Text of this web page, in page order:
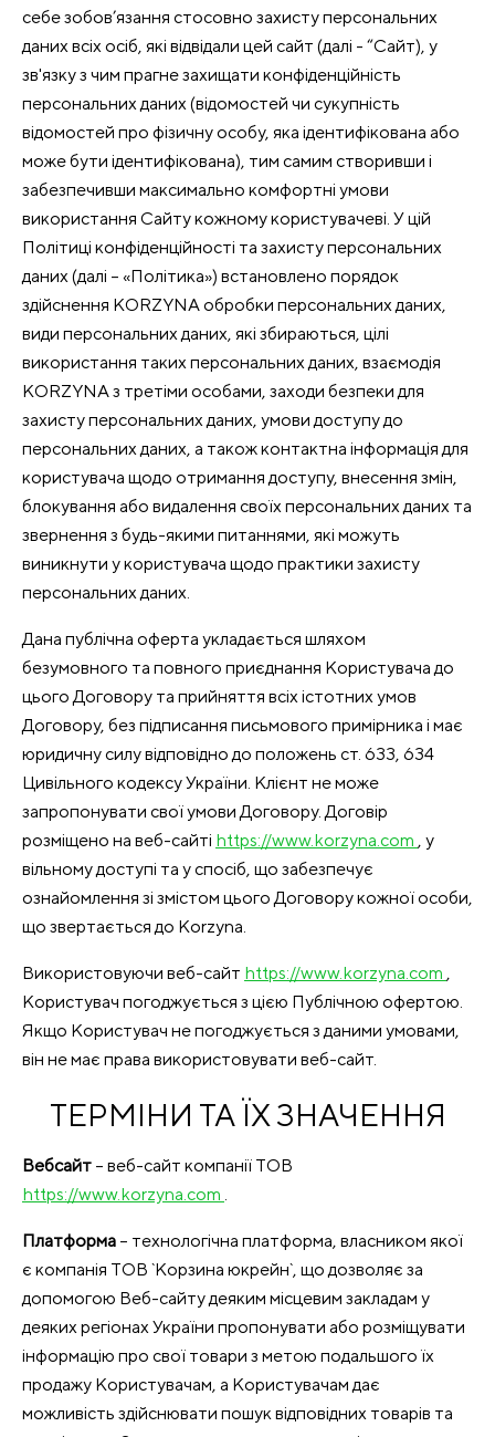
себе зобов’язання стосовно захисту персональних
даних всіх осіб, які відвідали цей сайт (далі - “Сайт), у
зв'язку з чим прагне захищати конфіденційність
персональних даних (відомостей чи сукупність
відомостей про фізичну особу, яка ідентифікована або
може бути ідентифікована), тим самим створивши і
забезпечивши максимально комфортні умови
використання Сайту кожному користувачеві. У цій
Політиці конфіденційності та захисту персональних
даних (далі – «Політика») встановлено порядок
здійснення KORZYNA обробки персональних даних,
види персональних даних, які збираються, цілі
використання таких персональних даних, взаємодія
KORZYNA з третіми особами, заходи безпеки для
захисту персональних даних, умови доступу до
персональних даних, а також контактна інформація для
користувача щодо отримання доступу, внесення змін,
блокування або видалення своїх персональних даних та
звернення з будь-якими питаннями, які можуть
виникнути у користувача щодо практики захисту
персональних даних.
Дана публічна оферта укладається шляхом
безумовного та повного приєднання Користувача до
цього Договору та прийняття всіх істотних умов
Договору, без підписання письмового примірника і має
юридичну силу відповідно до положень ст. 633, 634
Цивільного кодексу України. Клієнт не може
запропонувати свої умови Договору. Договір
розміщено на веб-сайті https://www.korzyna.com , у
вільному доступі та у спосіб, що забезпечує
ознайомлення зі змістом цього Договору кожної особи,
що звертається до Korzyna.
Використовуючи веб-сайт https://www.korzyna.com ,
Користувач погоджується з цією Публічною офертою.
Якщо Користувач не погоджується з даними умовами,
він не має права використовувати веб-сайт.
ТЕРМІНИ ТА ЇХ ЗНАЧЕННЯ
Вебсайт – веб-сайт компанії ТОВ
https://www.korzyna.com .
Платформа – технологічна платформа, власником якої
є компанія ТОВ `Корзина юкрейн`, що дозволяє за
допомогою Веб-сайту деяким місцевим закладам у
деяких регіонах України пропонувати або розміщувати
інформацію про свої товари з метою подальшого їх
продажу Користувачам, а Користувачам дає
можливість здійснювати пошук відповідних товарів та